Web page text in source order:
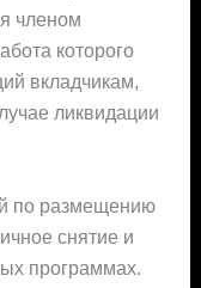
членом
которого
вкладчикам,
ликвидации
по размещению
снятие и
программах.